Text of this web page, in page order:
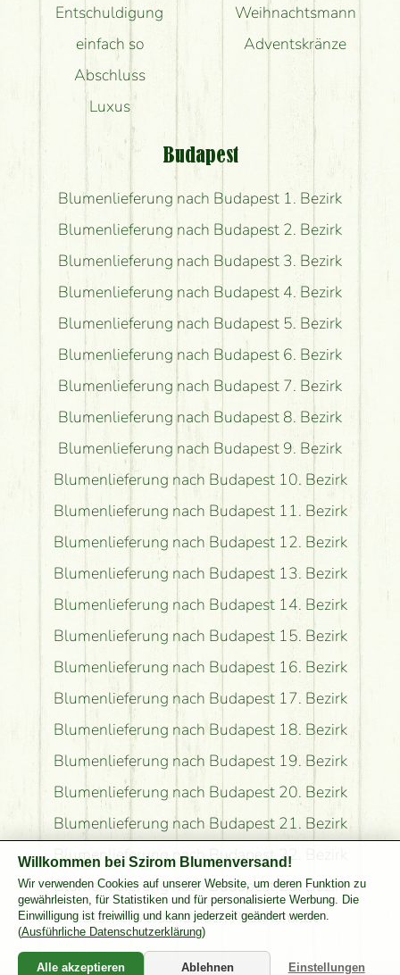
Entschuldigung
einfach so
Abschluss
Luxus
Weihnachtsmann
Adventskränze
Budapest
Blumenlieferung nach Budapest 1. Bezirk
Blumenlieferung nach Budapest 2. Bezirk
Blumenlieferung nach Budapest 3. Bezirk
Blumenlieferung nach Budapest 4. Bezirk
Blumenlieferung nach Budapest 5. Bezirk
Blumenlieferung nach Budapest 6. Bezirk
Blumenlieferung nach Budapest 7. Bezirk
Blumenlieferung nach Budapest 8. Bezirk
Blumenlieferung nach Budapest 9. Bezirk
Blumenlieferung nach Budapest 10. Bezirk
Blumenlieferung nach Budapest 11. Bezirk
Blumenlieferung nach Budapest 12. Bezirk
Blumenlieferung nach Budapest 13. Bezirk
Blumenlieferung nach Budapest 14. Bezirk
Blumenlieferung nach Budapest 15. Bezirk
Blumenlieferung nach Budapest 16. Bezirk
Blumenlieferung nach Budapest 17. Bezirk
Blumenlieferung nach Budapest 18. Bezirk
Blumenlieferung nach Budapest 19. Bezirk
Blumenlieferung nach Budapest 20. Bezirk
Blumenlieferung nach Budapest 21. Bezirk
Blumenlieferung nach Budapest 22. Bezirk
Blumenlieferung nach Budapest 23. Bezirk
Blumenversand nach Pest Komitat
Willkommen bei Szirom Blumenversand!
Wir verwenden Cookies auf unserer Website, um deren Funktion zu
gewährleisten, für Statistiken und für personalisierte Werbung. Die
Einwilligung ist freiwillig und kann jederzeit geändert werden.
(Ausführliche Datenschutzerklärung)
Alle akzeptieren Ablehnen Einstellungen